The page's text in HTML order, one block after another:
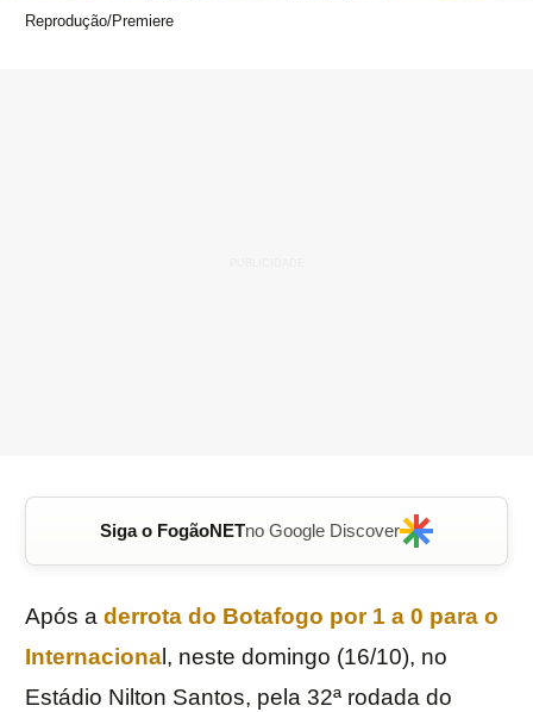
Reprodução/Premiere
Siga o FogãoNETno Google Discover
Após a derrota do Botafogo por 1 a 0 para o
Internaciona l, neste domingo (16/10), no
Estádio Nilton Santos, pela 32ª rodada do